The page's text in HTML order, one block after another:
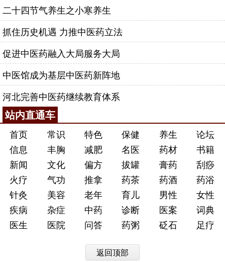
二十四节气养生之小寒养生
抓住历史机遇 力推中医药立法
促进中医药融入大局服务大局
中医馆成为基层中医药新阵地
河北完善中医药继续教育体系
站内直通车
首页 常识 特色 保健 养生
论坛
信息
丰胸 减肥 名医 药材
书籍
新闻
文化 偏方 拔罐 膏药
刮痧
火疗
气功 推拿 药茶 药酒
药浴
针灸
美容 老年 育儿 男性
女性
疾病
杂症 中药 诊断 医案
词典
医生
医院 问答 药粥 砭石 足疗
返回顶部